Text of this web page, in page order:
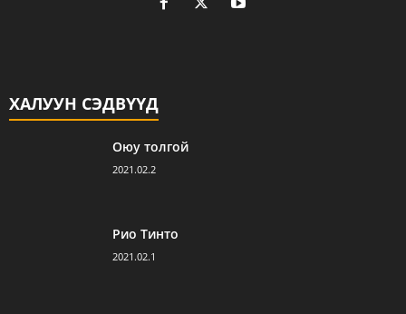
ХАЛУУН СЭДВҮҮД
Оюу толгой
2021.02.2
Рио Тинто
2021.02.1